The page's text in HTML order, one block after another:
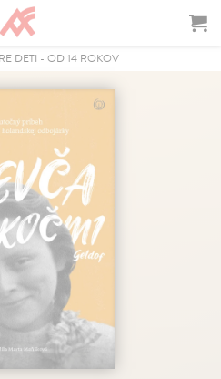
DETI - OD 14 ROKOV